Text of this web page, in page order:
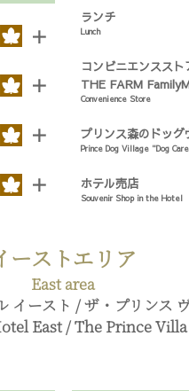
＋
＋
＋
＋
ランチ
Lunch
コンビニエンススト
THE FARM
Convenience Store
プリンス森のドッグ
Prince Dog Village "Dog
ホテル売店
Souvenir Shop in the Hotel
ーストエリア
East area
イースト / ザ・プリンス
East / The Prince